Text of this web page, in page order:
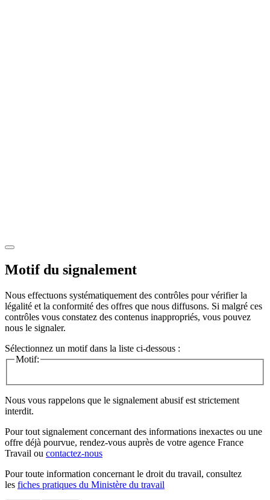
Motif du signalement
Nous effectuons systématiquement des contrôles pour vérifier la
légalité et la conformité des offres que nous diffusons. Si malgré ces
contrôles vous constatez des contenus inappropriés, vous pouvez
nous le signaler.
Sélectionnez un motif dans la liste ci-dessous :
Motif:
Nous vous rappelons que le signalement abusif est strictement
interdit.
Pour tout signalement concernant des informations inexactes ou une
offre déjà pourvue, rendez-vous auprès de votre agence France
Travail ou contactez-nous
Pour toute information concernant le droit du travail, consultez
les fiches pratiques du Ministère du travail